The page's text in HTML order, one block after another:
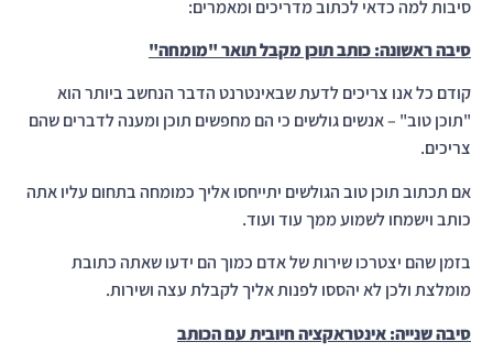
סיבות למה כדאי לכתוב מדריכים ומאמרים:
סיבה ראשונה: כותב תוכן מקבל תואר "מומחה"
קודם כל אנו צריכים לדעת שבאינטרנט הדבר הנחשב ביותר הוא
"תוכן טוב" – אנשים גולשים כי הם מחפשים תוכן ומענה לדברים שהם
צריכים.
אם תכתוב תוכן טוב הגולשים יתייחסו אליך כמומחה בתחום עליו אתה
כותב וישמחו לשמוע ממך עוד ועוד.
בזמן שהם יצטרכו שירות של אדם כמוך הם ידעו שאתה כתובת
מומלצת ולכן לא יהססו לפנות אליך לקבלת עצה ושירות.
סיבה שנייה: אינטראקציה חיובית עם הכותב